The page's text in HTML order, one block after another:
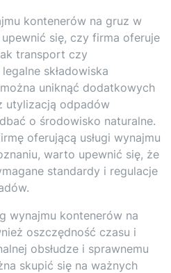
kontenerów na gruz w
się, czy firma oferuje
transport czy
składowiska
uniknąć dodatkowych
utylizacją odpadów
o środowisko naturalne.
oferującą usługi wynajmu
warto upewnić się, że
standardy i regulacje
wynajmu kontenerów na
oszczędność czasu i
obsłudze i sprawnemu
skupić się na ważnych